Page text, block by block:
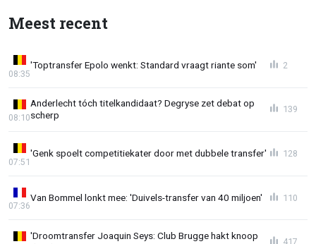
Meest recent
'Toptransfer Epolo wenkt: Standard vraagt riante som'
08:35
2
Anderlecht tóch titelkandidaat? Degryse zet debat op
scherp
08:10
139
'Genk spoelt competitiekater door met dubbele transfer'
07:51
128
Van Bommel lonkt mee: 'Duivels-transfer van 40 miljoen'
07:36
110
'Droomtransfer Joaquin Seys: Club Brugge hakt knoop
417